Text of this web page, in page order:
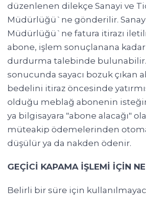
düzenlenen dilekçe Sanayi ve
Müdürlüğü`ne gönderilir.
Müdürlüğü`ne fatura itirazı
abone, işlem sonuçlanana
durdurma talebinde
sonucunda sayacı bozuk çıkan
bedelini itiraz öncesinde
olduğu meblağ abonenin
ya bilgisayara "abone alacağı"
müteakip ödemelerinden
düşülür ya da nakden ödenir.
GEÇİCİ KAPAMA İŞLEMİ İÇİN
Belirli bir süre için